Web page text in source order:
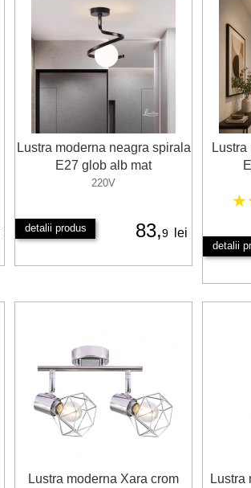
Lustra moderna neagra spirala
E27 glob alb mat
220V
detalii produs 83,9 lei
detalii
Lustra moderna Xara crom
Lustra